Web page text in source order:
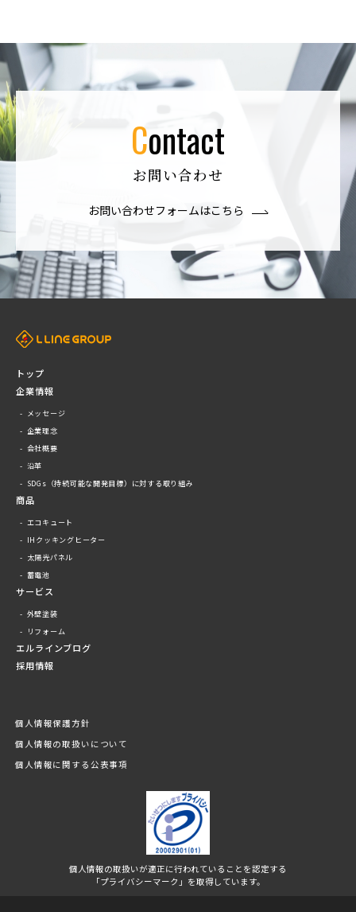
contact
お問い合わせ
お問い合わせフォームはこちら
トップ
企業情報
メッセージ
企業理念
会社概要
沿革
SDGs（持続可能な開発目標）に対する取り組み
商品
エコキュート
IHクッキングヒーター
太陽光パネル
蓄電池
サービス
外壁塗装
リフォーム
エルラインブログ
採用情報
個人情報保護方針
個人情報の取扱いについて
個人情報に関する公表事項
個人情報の取扱いが適正に行われていることを認定する
「プライバシーマーク」を取得しています。